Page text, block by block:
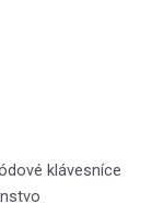
klávesníce